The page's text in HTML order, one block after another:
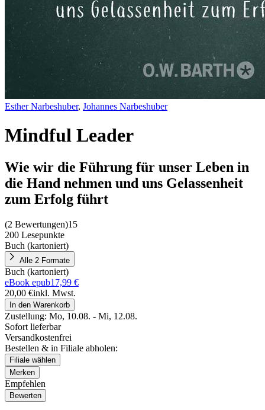
Esther Narbeshuber, Johannes Narbeshuber
Mindful Leader
Wie wir die Führung für unser Leben in
die Hand nehmen und uns Gelassenheit
zum Erfolg führt
(2 Bewertungen)15
200 Lesepunkte
Buch (kartoniert)
Alle 2 Formate
Buch (kartoniert)
eBook epub17,99 €
20,00 €inkl. Mwst.
In den Warenkorb
Zustellung: Mo, 10.08. - Mi, 12.08.
Sofort lieferbar
Versandkostenfrei
Bestellen & in Filiale abholen:
Filiale wählen
Merken
Empfehlen
Bewerten